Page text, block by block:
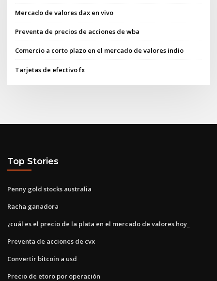
Mercado de valores dax en vivo
Preventa de precios de acciones de wba
Comercio a corto plazo en el mercado de valores indio
Tarjetas de efectivo fx
Top Stories
Penny gold stocks australia
Racha ganadora
¿cuál es el precio de la plata en el mercado de valores hoy_
Preventa de acciones de cvx
Convertir bitcoin a usd
Precio de etoro por operación